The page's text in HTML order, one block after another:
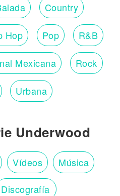
Country
Hop Pop R&B
Mexicana Rock
Urbana
Underwood
Vídeos Música
Discografía